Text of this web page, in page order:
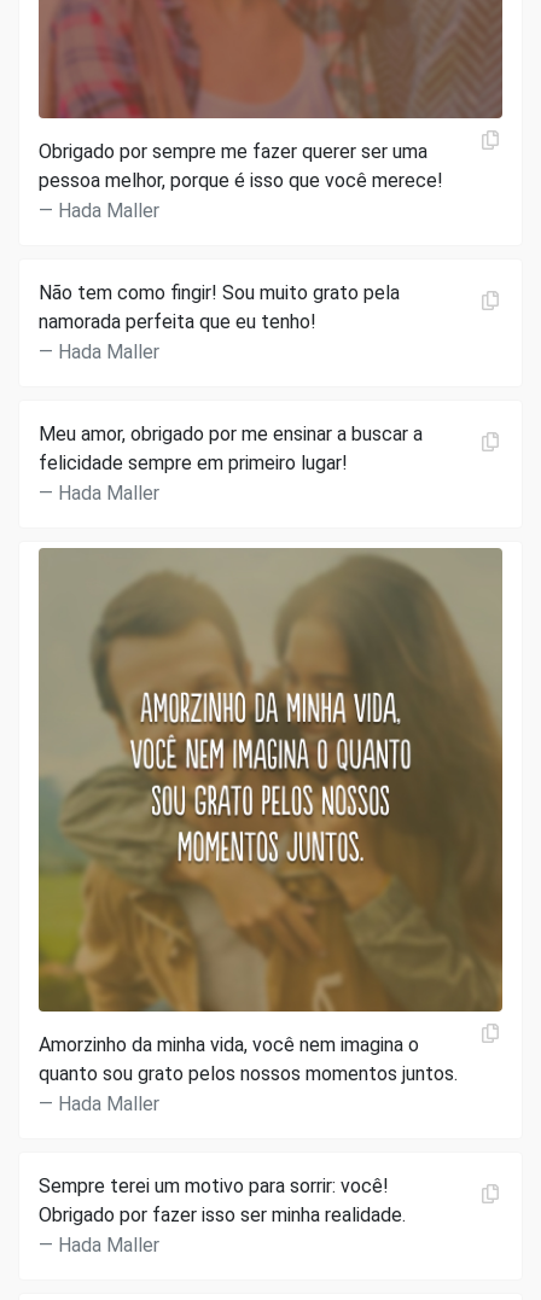
Obrigado por sempre me fazer querer ser uma
pessoa melhor, porque é isso que você merece!
Hada Maller
Não tem como fingir! Sou muito grato pela
namorada perfeita que eu tenho!
Hada Maller
Meu amor, obrigado por me ensinar a buscar a
felicidade sempre em primeiro lugar!
Hada Maller
Amorzinho da minha vida, você nem imagina o
quanto sou grato pelos nossos momentos juntos.
Hada Maller
Sempre terei um motivo para sorrir: você!
Obrigado por fazer isso ser minha realidade.
Hada Maller